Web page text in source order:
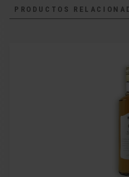
PRODUCTOS